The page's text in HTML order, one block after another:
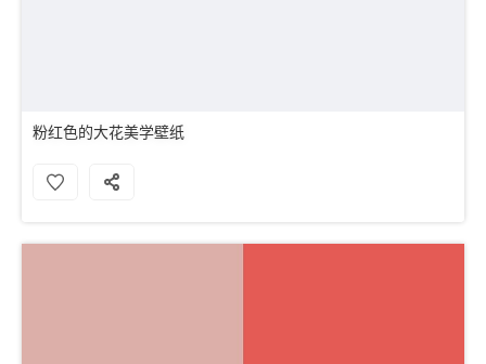
粉红色的大花美学壁纸